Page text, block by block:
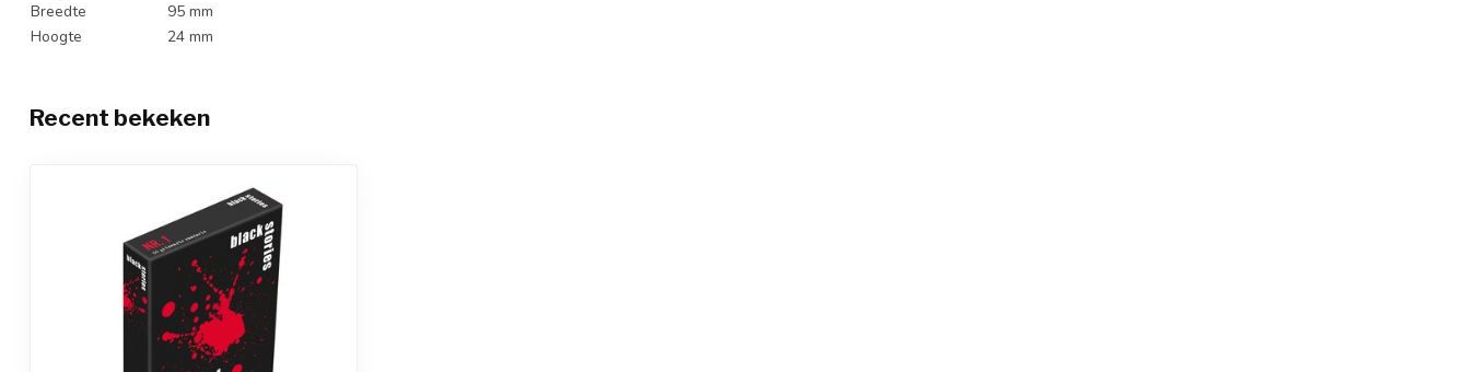
Breedte
95 mm
Hoogte
24 mm
Recent bekeken